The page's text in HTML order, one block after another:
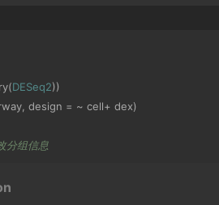
(DESeq2))
design = ~ cell+ dex)
分组信息